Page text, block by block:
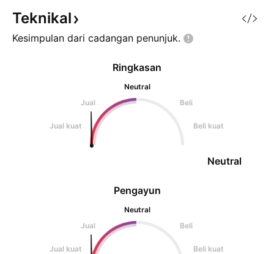
Teknikal
Kesimpulan dari cadangan penunjuk.
Pengayun
Neutral
Jual
Beli
Jual kuat Beli kuat
Ringkasan
Neutral
Jual
Beli
Jual kuat Beli kuat
Neutral